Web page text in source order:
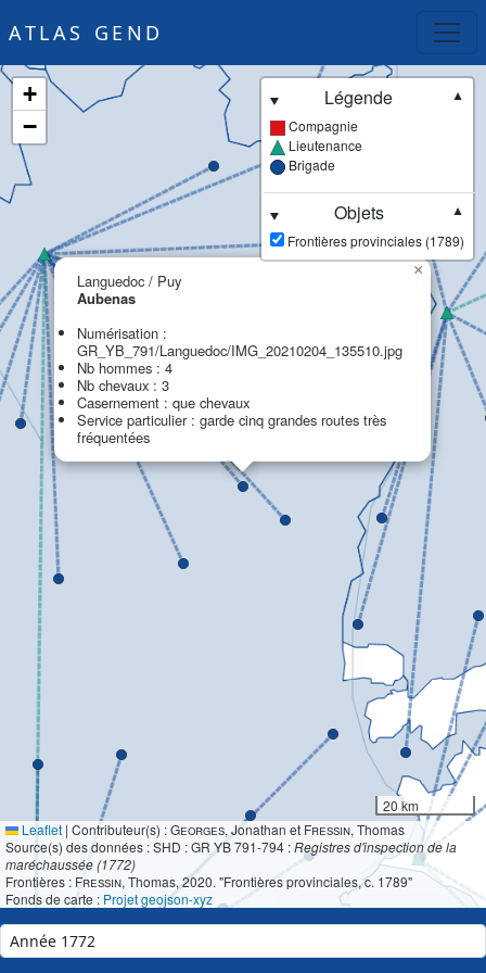
ATLAS GEND
Languedoc / Puy
Aubenas
Numérisation :
GR_YB_791/Languedoc/IMG_20210204_135510.jpg
Nb hommes : 4
Nb chevaux : 3
Casernement : que chevaux
Service particulier : garde cinq grandes routes très
fréquentées
×
+
−
Légende
▼
Compagnie
Lieutenance
Brigade
Objets
▼
Frontières provinciales (1789)
20 km
Leaflet | Contributeur(s) :Georges, Jonathan et Fressin, Thomas
Source(s) des données : SHD : GR YB 791-794 :Registres d'inspection de la
maréchaussée (1772)
Frontières : Fressin, Thomas, 2020. "Frontières provinciales, c. 1789"
Fonds de carte : Projet geojson-xyz